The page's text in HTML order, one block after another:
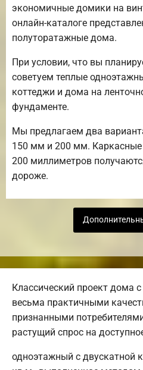
экономичные домики на
онлайн-каталоге
полуторатажные дома.
При условии, что вы
советуем теплые
коттеджи и дома на
фундаменте.
Мы предлагаем два
150 мм и 200 мм.
200 миллиметров
дороже.
Классический проект дома
весьма практичными
признанными
растущий спрос на
одноэтажный с